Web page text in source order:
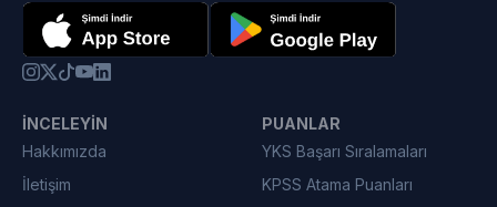
İNCELEYIN
Hakkımızda
İletişim
PUANLAR
YKS Başarı Sıralamaları
KPSS Atama Puanları